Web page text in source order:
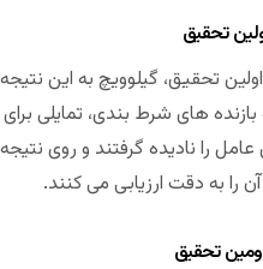
تحقیق
تحقیق، گیلوویچ به این
های شرط بندی، تمایلی
عامل را نادیده گرفتند و روی
را به دقت ارزیابی می کنند.
تحقیق